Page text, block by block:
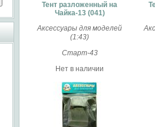
Тент разложенный на
Чайка-13 (041)
Аксессуары для моделей
(1:43)
Старт-43
Нет в наличии